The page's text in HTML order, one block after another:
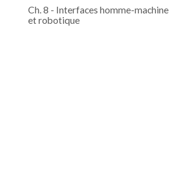
Ch. 8 - Interfaces homme-machine
et robotique